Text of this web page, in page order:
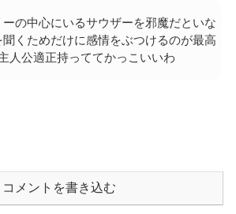
の中心にいるサウザーを邪魔だといな
聞くためだけに感情をぶつけるのが最高
人公適正持っててかっこいいわ
コメントを書き込む